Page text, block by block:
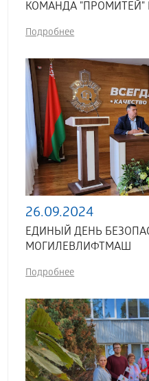
КОМАНДА "ПРОМИТЕЙ"
Подробнее
26.09.2024
ЕДИНЫЙ ДЕНЬ
МОГИЛЕВЛИФТМАШ
Подробнее